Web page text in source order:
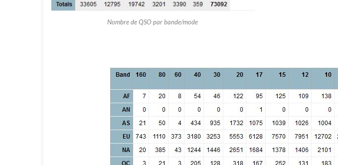
Nombre de QSO par bande/mode